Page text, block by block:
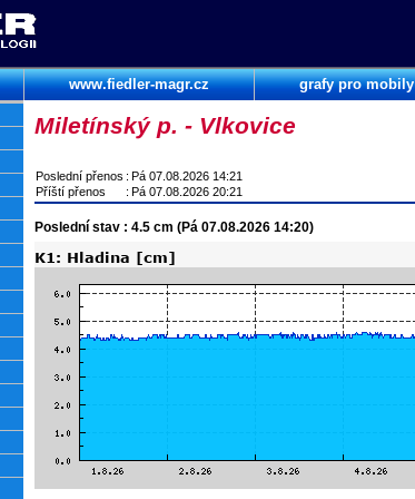
www.fiedler-magr.cz grafy pro mobily
Miletínský p. - Vlkovice
Poslední přenos : Pá 07.08.2026 14:21
Příští přenos
: Pá 07.08.2026 20:21
Poslední stav : 4.5 cm (Pá 07.08.2026 14:20)